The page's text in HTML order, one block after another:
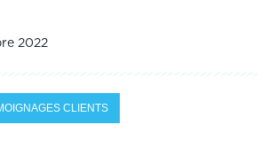
2022
CLIENTS